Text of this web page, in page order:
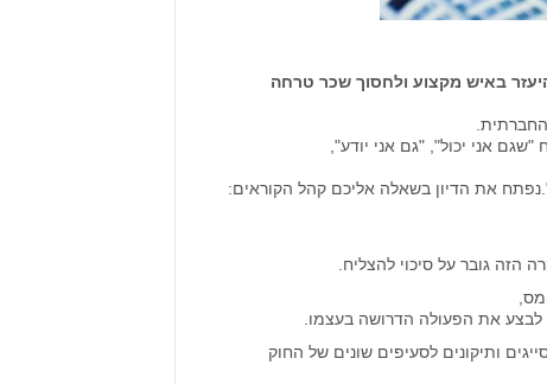
באיש מקצוע ולחסוך שכר טרחה
החברתית.
אני יכול", "גם אני יודע",
את הדיון בשאלה אליכם קהל הקוראים:
הזה גובר על סיכוי להצליח.
לבצע את הפעולה הדרושה בעצמו.
ותיקונים לסעיפים שונים של החוק